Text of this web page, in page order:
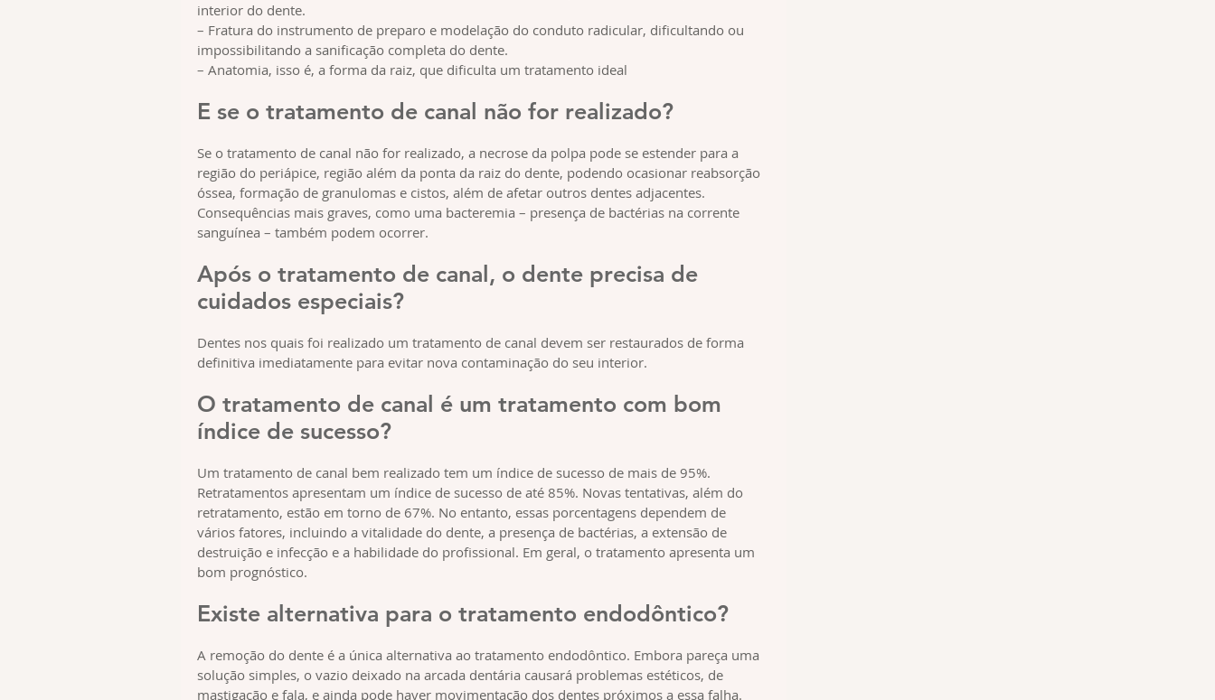
interior do dente.
– Fratura do instrumento de preparo e modelação do conduto radicular, dificultando ou
impossibilitando a sanificação completa do dente.
– Anatomia, isso é, a forma da raiz, que dificulta um tratamento ideal
E se o tratamento de canal não for realizado?
Se o tratamento de canal não for realizado, a necrose da polpa pode se estender para a
região do periápice, região além da ponta da raiz do dente, podendo ocasionar reabsorção
óssea, formação de granulomas e cistos, além de afetar outros dentes adjacentes.
Consequências mais graves, como uma bacteremia – presença de bactérias na corrente
sanguínea – também podem ocorrer.
Após o tratamento de canal, o dente precisa de
cuidados especiais?
Dentes nos quais foi realizado um tratamento de canal devem ser restaurados de forma
definitiva imediatamente para evitar nova contaminação do seu interior.
O tratamento de canal é um tratamento com bom
índice de sucesso?
Um tratamento de canal bem realizado tem um índice de sucesso de mais de 95%.
Retratamentos apresentam um índice de sucesso de até 85%. Novas tentativas, além do
retratamento, estão em torno de 67%. No entanto, essas porcentagens dependem de
vários fatores, incluindo a vitalidade do dente, a presença de bactérias, a extensão de
destruição e infecção e a habilidade do profissional. Em geral, o tratamento apresenta um
bom prognóstico.
Existe alternativa para o tratamento endodôntico?
A remoção do dente é a única alternativa ao tratamento endodôntico. Embora pareça uma
solução simples, o vazio deixado na arcada dentária causará problemas estéticos, de
mastigação e fala, e ainda pode haver movimentação dos dentes próximos a essa falha.